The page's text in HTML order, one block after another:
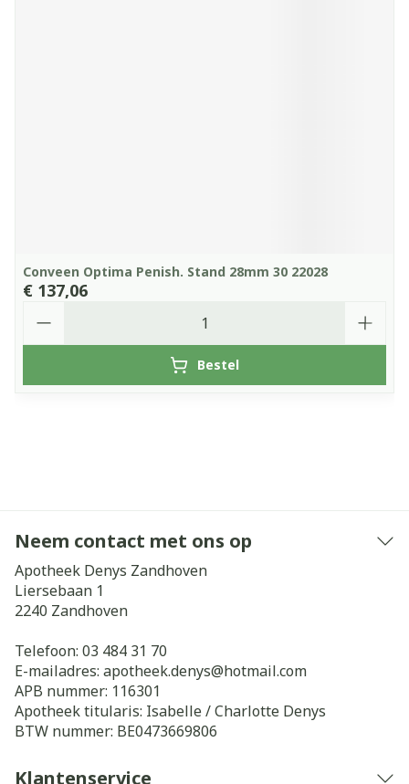
Conveen Optima Penish. Stand 28mm 30 22028
€ 137,06
Bestel
Neem contact met ons op
Apotheek Denys Zandhoven
Liersebaan 1
2240 Zandhoven
Telefoon: 03 484 31 70
E-mailadres: apotheek.denys@hotmail.com
APB nummer: 116301
Apotheek titularis: Isabelle / Charlotte Denys
BTW nummer: BE0473669806
Klantenservice